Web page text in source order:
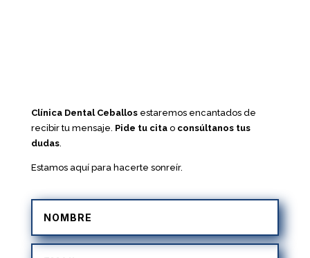
Clínica Dental Ceballosestaremos encantados de
recibir tu mensaje. Pide tu citao consúltanos tus
dudas.
Estamos aquí para hacerte sonreír.